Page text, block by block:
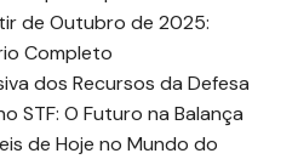
de Outubro de 2025:
Completo
dos Recursos da Defesa
STF: O Futuro na Balança
de Hoje no Mundo do